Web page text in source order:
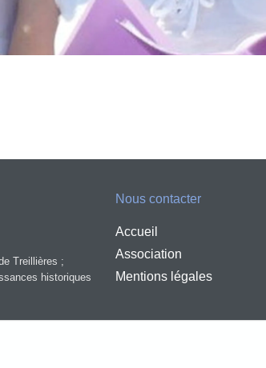
Treillières ;
historiques
Nous contacter
Accueil
Association
Mentions légales